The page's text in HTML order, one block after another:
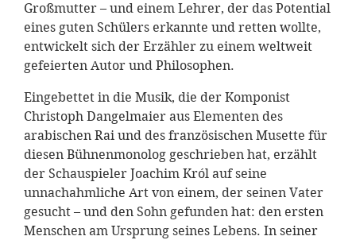
Großmutter – und einem Lehrer, der das Potential
eines guten Schülers erkannte und retten wollte,
entwickelt sich der Erzähler zu einem weltweit
gefeierten Autor und Philosophen.
Eingebettet in die Musik, die der Komponist
Christoph Dangelmaier aus Elementen des
arabischen Rai und des französischen Musette für
diesen Bühnenmonolog geschrieben hat, erzählt
der Schauspieler Joachim Król auf seine
unnachahmliche Art von einem, der seinen Vater
gesucht – und den Sohn gefunden hat: den ersten
Menschen am Ursprung seines Lebens. In seiner